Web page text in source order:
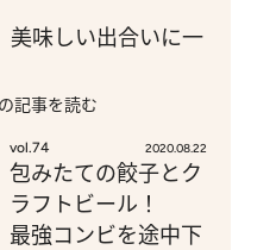
美味しい出合いに一
記事を読む
vol.74 2020.08.22
包みたての餃子とク
ラフトビール！
最強コンビを途中下